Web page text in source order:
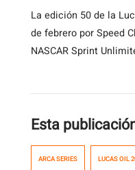
La edición 50 de la
de febrero por Speed
NASCAR Sprint
Esta
ARCA SERIES LUCAS OIL